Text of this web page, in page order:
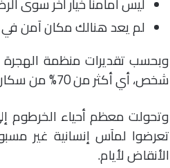
لم يعد هنالك مكان آمن في
شخص، أي أكثر من 70% من سكان الخرطوم على الفرار وترك منازله.
وتحولت معظم أحياء الخرطوم
تعرضوا لمآس إنسانية غير
الأنقاض لأيام.